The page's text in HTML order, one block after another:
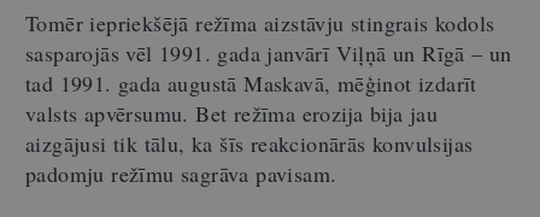
Tomēr iepriekšējā režīma aizstāvju stingrais kodols
sasparojās vēl 1991. gada janvārī Viļņā un Rīgā – un
tad 1991. gada augustā Maskavā, mēģinot izdarīt
valsts apvērsumu. Bet režīma erozija bija jau
aizgājusi tik tālu, ka šīs reakcionārās konvulsijas
padomju režīmu sagrāva pavisam.